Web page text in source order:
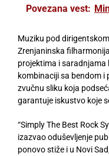
Povezana vest:
Muziku pod
Zrenjaninska
projektima i saradnjama
kombinaciji sa bendom
zvučnu sliku koja
garantuje iskustvo koje
“Simply The Best Rock
izazvao oduševljenje
ponovo stiže i u Novi